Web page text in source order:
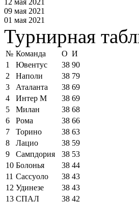
09 мая 2021
01 мая 2021
Турнирная
№ Команда О И
1
Ювентус 38 90
2
Наполи 38 79
3
Аталанта 38 69
4
Интер М 38 69
5
Милан 38 68
6
Рома 38 66
7
Торино 38 63
8
Лацио 38 59
9
Сампдория 38 53
10 Болонья 38 44
11 Сассуоло 38 43
12 Удинезе 38 43
13 СПАЛ 38 42